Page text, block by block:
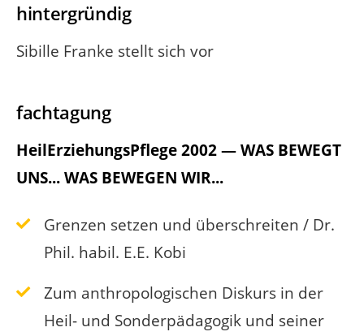
hintergründig
Sibille Franke stellt sich vor
fachtagung
HeilErziehungsPflege 2002 — WAS BEWEGT
UNS... WAS BEWEGEN WIR...
Grenzen setzen und überschreiten / Dr.
Phil. habil. E.E. Kobi
Zum anthropologischen Diskurs in der
Heil- und Sonderpädagogik und seiner